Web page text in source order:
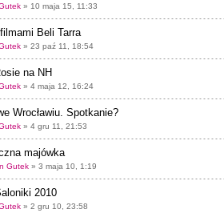
» 10 maja 15, 11:33
Beli Tarra
» 23 paź 11, 18:54
na NH
» 4 maja 12, 16:24
Wrocławiu. Spotkanie?
» 4 gru 11, 21:53
majówka
Gutek » 3 maja 10, 1:19
2010
» 2 gru 10, 23:58